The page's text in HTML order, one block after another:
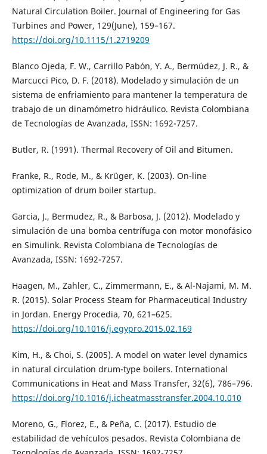
Natural Circulation Boiler. Journal of Engineering for Gas
Turbines and Power, 129(June), 159–167.
https://doi.org/10.1115/1.2719209
Blanco Ojeda, F. W., Carrillo Pabón, Y. A., Bermúdez, J. R., &
Marcucci Pico, D. F. (2018). Modelado y simulación de un
sistema de enfriamiento para mantener la temperatura de
trabajo de un dinamómetro hidráulico. Revista Colombiana
de Tecnologías de Avanzada, ISSN: 1692-7257.
Butler, R. (1991). Thermal Recovery of Oil and Bitumen.
Franke, R., Rode, M., & Krüger, K. (2003). On-line
optimization of drum boiler startup.
Garcia, J., Bermudez, R., & Barbosa, J. (2012). Modelado y
simulación de una bomba centrífuga con motor monofásico
en Simulink. Revista Colombiana de Tecnologías de
Avanzada, ISSN: 1692-7257.
Haagen, M., Zahler, C., Zimmermann, E., & Al-Najami, M. M.
R. (2015). Solar Process Steam for Pharmaceutical Industry
in Jordan. Energy Procedia, 70, 621–625.
https://doi.org/10.1016/j.egypro.2015.02.169
Kim, H., & Choi, S. (2005). A model on water level dynamics
in natural circulation drum-type boilers. International
Communications in Heat and Mass Transfer, 32(6), 786–796.
https://doi.org/10.1016/j.icheatmasstransfer.2004.10.010
Moreno, G., Florez, E., & Peña, C. (2017). Estudio de
estabilidad de vehículos pesados. Revista Colombiana de